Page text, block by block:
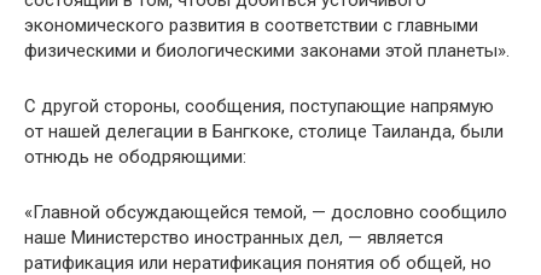
экономического развития в соответствии с главными
физическими и биологическими законами этой планеты».
С другой стороны, сообщения, поступающие напря­мую
от нашей делегации в Бангкоке, столице Таиланда, были
отнюдь не ободряющими:
«Главной обсуждающейся темой, — дословно сооб­щило
наше Министерство иностранных дел, — являет­ся
ратификация или нератификация понятия об общей, но